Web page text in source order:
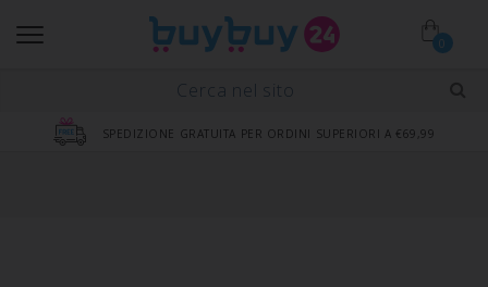
0
SPEDIZIONE GRATUITA PER ORDINI SUPERIORI A €69,99